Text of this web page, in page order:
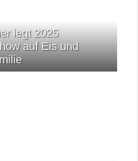
legt 2025
auf Eis und